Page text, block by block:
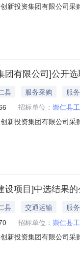
新投资集团有限公司
筑消防设施检测收费
有限公司]公开
县 服务采购
服务
招标单位： 崇仁县
新投资集团有限公司
改收费字[2004]1142
设项目]中选结果
县 交通运输
服务
招标单位： 崇仁县
新投资集团有限公司
府投资建设项目管理